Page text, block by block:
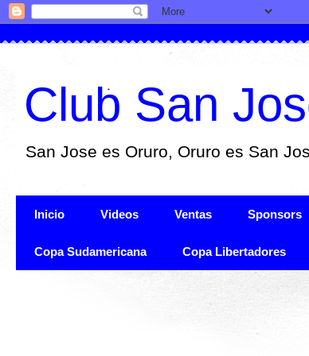
Club San
San Jose es Oruro, Oruro es San
Inicio Videos Ventas Sponsors
Copa Sudamericana Copa Libertadores